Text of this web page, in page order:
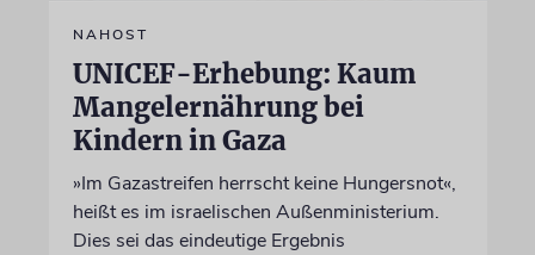
NAHOST
UNICEF-Erhebung: Kaum
Mangelernährung bei
Kindern in Gaza
»Im Gazastreifen herrscht keine Hungersnot«,
heißt es im israelischen Außenministerium.
Dies sei das eindeutige Ergebnis